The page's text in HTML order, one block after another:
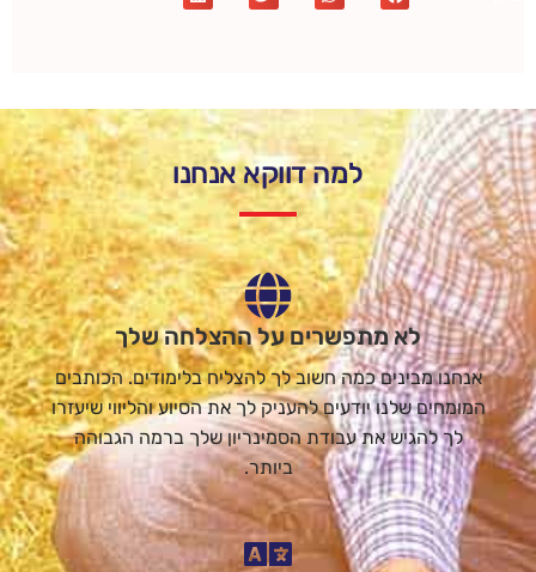
למה דווקא אנחנו
לא מתפשרים על ההצלחה שלך
אנחנו מבינים כמה חשוב לך להצליח בלימודים. הכותבים
המומחים שלנו יודעים להעניק לך את הסיוע והליווי שיעזרו
לך להגיש את עבודת הסמינריון שלך ברמה הגבוהה
ביותר.